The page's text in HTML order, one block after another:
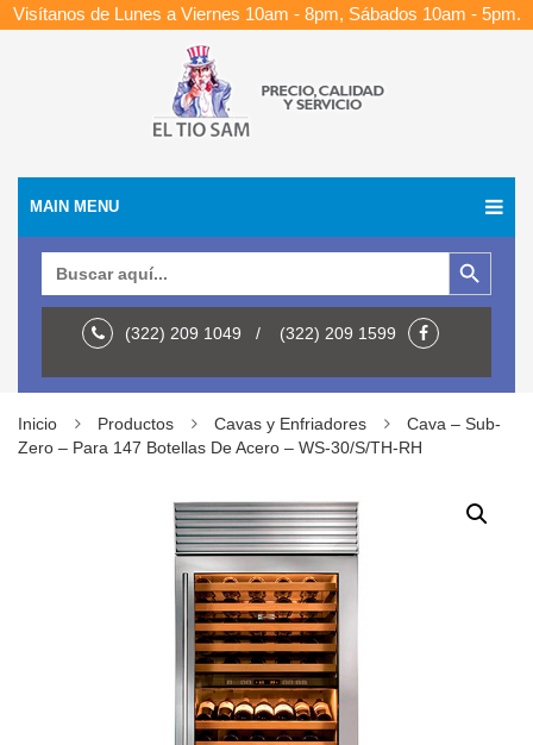
Visítanos de Lunes a Viernes 10am - 8pm, Sábados 10am - 5pm.
MAIN MENU
Botón de búsqueda
(322) 209 1049 / (322) 209 1599
Inicio Productos Cavas y Enfriadores
Cava – Sub-
Zero – Para 147 Botellas De Acero – WS-30/S/TH-RH